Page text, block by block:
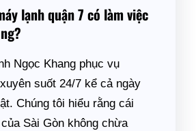
lạnh quận 7 có làm việc
Ngọc Khang phục vụ
suốt 24/7 kể cả ngày
Chúng tôi hiểu rằng cái
Sài Gòn không chừa